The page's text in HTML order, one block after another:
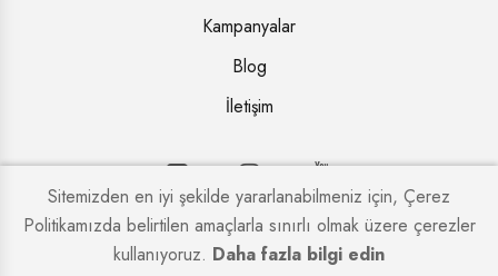
Kampanyalar
Blog
İletişim
Copyright © 2026. Tüm hakları saklıdır.Kapi Firmaları
Sitemizden en iyi şekilde yararlanabilmeniz için, Çerez
Politikamızda belirtilen amaçlarla sınırlı olmak üzere çerezler
kullanıyoruz. Daha fazla bilgi edin